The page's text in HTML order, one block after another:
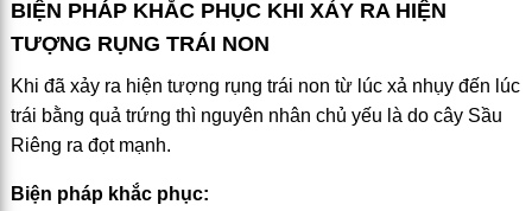
BIỆN PHÁP KHẮC PHỤC KHI XẢY RA HIỆN
TƯỢNG RỤNG TRÁI NON
Khi đã xảy ra hiện tượng rụng trái non từ lúc xả nhụy đến lúc
trái bằng quả trứng thì nguyên nhân chủ yếu là do cây Sầu
Riêng ra đọt mạnh.
Biện pháp khắc phục: